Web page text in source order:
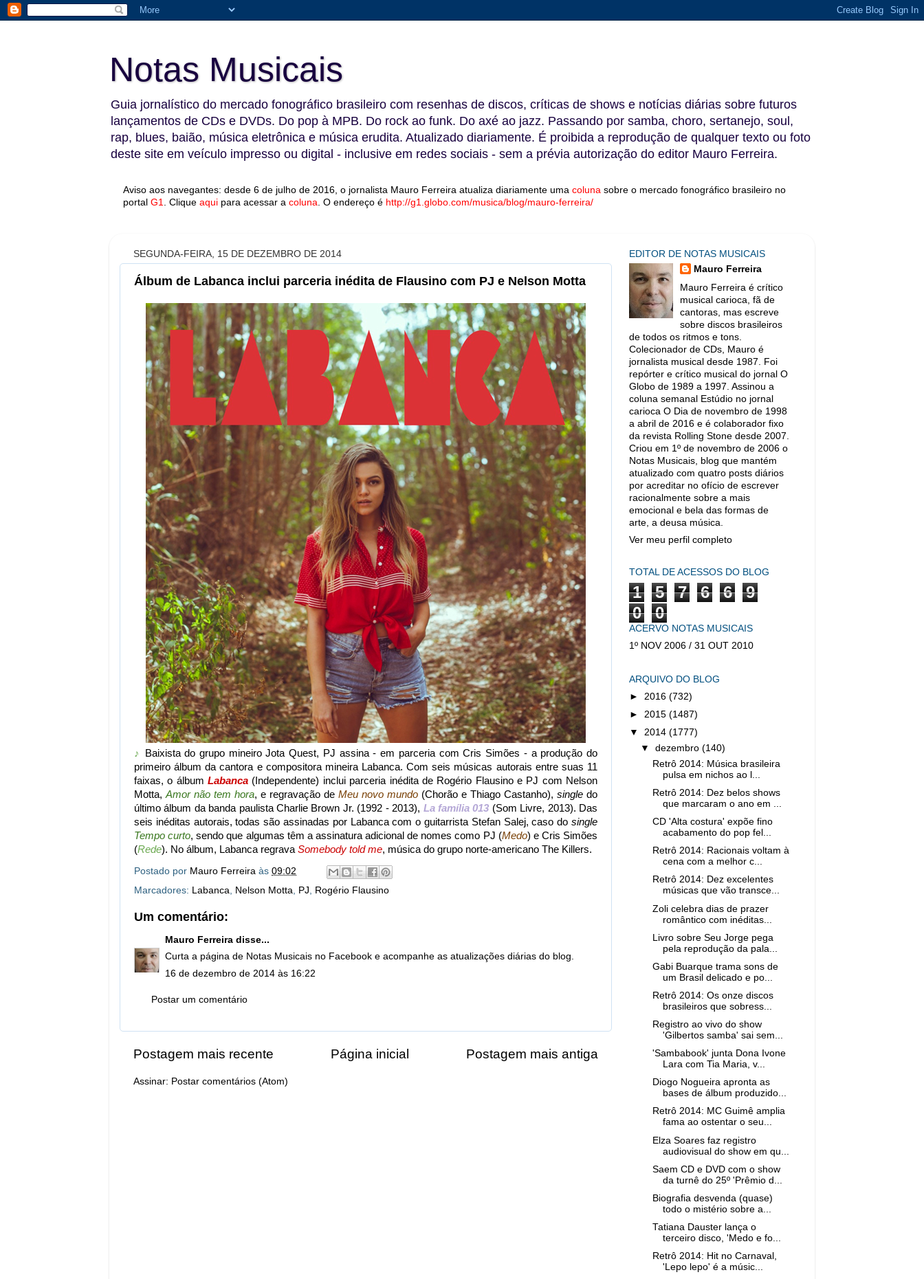
Notas Musicais
Guia jornalístico do mercado fonográfico brasileiro com resenhas de discos, críticas de shows e notícias diárias sobre futuros
lançamentos de CDs e DVDs. Do pop à MPB. Do rock ao funk. Do axé ao jazz. Passando por samba, choro, sertanejo, soul,
rap, blues, baião, música eletrônica e música erudita. Atualizado diariamente. É proibida a reprodução de qualquer texto ou foto
deste site em veículo impresso ou digital - inclusive em redes sociais - sem a prévia autorização do editor Mauro Ferreira.
Aviso aos navegantes: desde 6 de julho de 2016, o jornalista Mauro Ferreira atualiza diariamente uma coluna sobre o mercado fonográfico brasileiro no
portal G1 Clique aqui para acessar a coluna O endereço é http://g1.globo.com/musica/blog/mauro-ferreira/
SEGUNDA-FEIRA, 15 DE DEZEMBRO DE 2014
Álbum de Labanca inclui parceria inédita de Flausino com PJ e Nelson Motta
♪
Baixista do grupo mineiro Jota Quest, PJ assina - em parceria com Cris Simões - a produção do
primeiro álbum da cantora e compositora mineira Labanca. Com seis músicas autorais entre suas 11
faixas, o álbumLabanca (Independente) inclui parceria inédita de Rogério Flausino e PJ com Nelson
Motta, Amor não tem hora, e regravação de Meu novo mundo (Chorão e Thiago Castanho), single do
último álbum da banda paulista Charlie Brown Jr. (1992 - 2013), La família 013 (Som Livre, 2013). Das
seis inéditas autorais, todas são assinadas por Labanca com o guitarrista Stefan Salej, caso do single
Tempo curto, sendo que algumas têm a assinatura adicional de nomes como PJ (Medo) e Cris Simões
(Rede). No álbum, Labanca regrava Somebody told me, música do grupo norte-americano The Killers.
Postado por Mauro Ferreira às 09:02
Marcadores: Labanca, Nelson Motta, PJ, Rogério Flausino
Um comentário:
Mauro Ferreira disse...
Curta a página de Notas Musicais no Facebook e acompanhe as atualizações diárias do blog.
16 de dezembro de 2014 às 16:22
Postar um comentário
Postagem mais recente Postagem mais antiga
Página inicial
Assinar: Postar comentários (Atom)
EDITOR DE NOTAS MUSICAIS
Mauro Ferreira
Mauro Ferreira é crítico
musical carioca, fã de
cantoras, mas escreve
sobre discos brasileiros
de todos os ritmos e tons.
Colecionador de CDs, Mauro é
jornalista musical desde 1987. Foi
repórter e crítico musical do jornal O
Globo de 1989 a 1997. Assinou a
coluna semanal Estúdio no jornal
carioca O Dia de novembro de 1998
a abril de 2016 e é colaborador fixo
da revista Rolling Stone desde 2007.
Criou em 1º de novembro de 2006 o
Notas Musicais, blog que mantém
atualizado com quatro posts diários
por acreditar no ofício de escrever
racionalmente sobre a mais
emocional e bela das formas de
arte, a deusa música.
Ver meu perfil completo
TOTAL DE ACESSOS DO BLOG
1 5 7 6 6
9
0
0
ACERVO NOTAS MUSICAIS
1º NOV 2006 / 31 OUT 2010
ARQUIVO DO BLOG
► 2016 (732)
► 2015 (1487)
▼ 2014 (1777)
▼dezembro(140)
Retrô 2014: Música brasileira
pulsa em nichos ao l...
Retrô 2014: Dez belos shows
que marcaram o ano em ...
CD 'Alta costura' expõe fino
acabamento do pop fel...
Retrô 2014: Racionais voltam à
cena com a melhor c...
Retrô 2014: Dez excelentes
músicas que vão transce...
Zoli celebra dias de prazer
romântico com inéditas...
Livro sobre Seu Jorge pega
pela reprodução da pala...
Gabi Buarque trama sons de
um Brasil delicado e po...
Retrô 2014: Os onze discos
brasileiros que sobress...
Registro ao vivo do show
'Gilbertos samba' sai sem...
'Sambabook' junta Dona Ivone
Lara com Tia Maria, v...
Diogo Nogueira apronta as
bases de álbum produzido...
Retrô 2014: MC Guimê amplia
fama ao ostentar o seu...
Elza Soares faz registro
audiovisual do show em qu...
Saem CD e DVD com o show
da turnê do 25º 'Prêmio d...
Biografia desvenda (quase)
todo o mistério sobre a...
Tatiana Dauster lança o
terceiro disco, 'Medo e fo...
Retrô 2014: Hit no Carnaval,
'Lepo lepo' é a músic...